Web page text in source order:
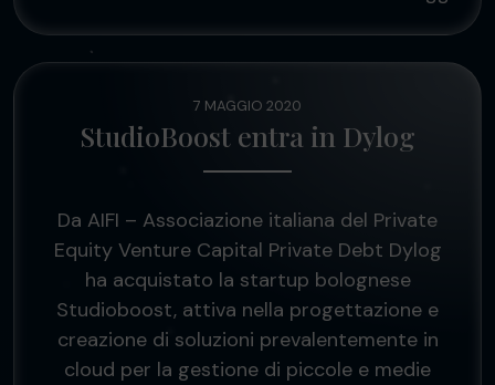
7 MAGGIO 2020
StudioBoost entra in Dylog
Da AIFI – Associazione italiana del Private
Equity Venture Capital Private Debt Dylog
ha acquistato la startup bolognese
Studioboost, attiva nella progettazione e
creazione di soluzioni prevalentemente in
cloud per la gestione di piccole e medie